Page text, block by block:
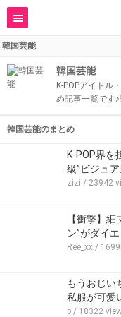
韓国芸能
韓国芸能
K-POPアイドル
め記事一覧です
韓国芸能のまとめ
K-POP界を
級”ビジュ
zizi / 23942
【衝撃】
ン”がダイ
Ree_xx /
もうおじい
私服が可愛
p / 18322